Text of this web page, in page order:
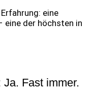
eine
eine der höchsten in
Fast immer.